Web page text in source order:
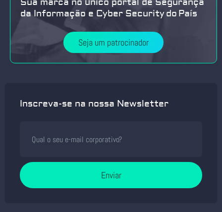
Sua marca no único portal de Segurança
da Informação e Cyber Security do País
Seja um patrocinador
Inscreva-se na nossa Newsletter
Enviar